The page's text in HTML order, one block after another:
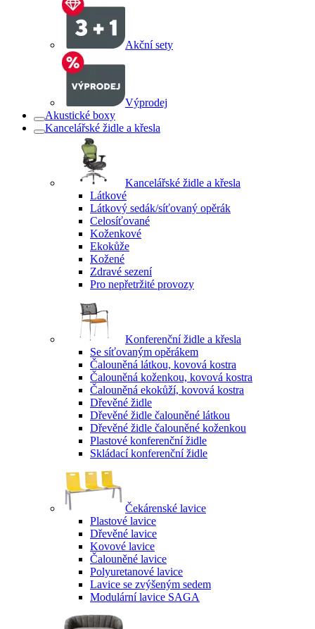
Akční sety
Výprodej
Akustické boxy
Kancelářské židle a křesla
Kancelářské židle a křesla
Látkové
Látkový sedák/síťovaný opěrák
Celosíťované
Koženkové
Ekokůže
Kožené
Zdravé sezení
Pro nepřetržité provozy
Konferenční židle a křesla
Se síťovaným opěrákem
Čalouněná látkou, kovová kostra
Čalouněná koženkou, kovová kostra
Čalouněná ekokůží, kovová kostra
Dřevěné židle
Dřevěné židle čalouněné látkou
Dřevěné židle čalouněné koženkou
Plastové konferenční židle
Skládací konferenční židle
Čekárenské lavice
Plastové lavice
Dřevěné lavice
Kovové lavice
Čalouněné lavice
Polyuretanové lavice
Lavice se zvýšeným sedem
Modulární lavice SAGA